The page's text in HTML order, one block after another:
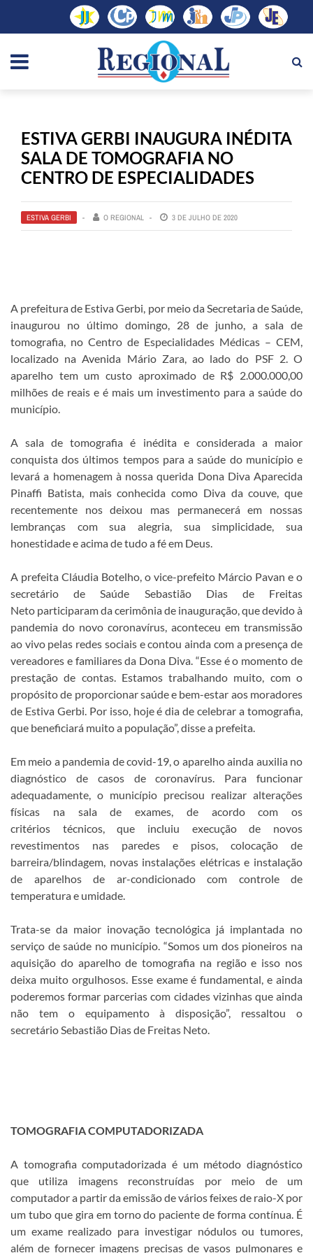
ESTIVA GERBI INAUGURA INÉDITA
SALA DE TOMOGRAFIA NO
CENTRO DE ESPECIALIDADES
ESTIVA GERBI O REGIONAL 3 DE JULHO DE 2020
A prefeitura de Estiva Gerbi, por meio da Secretaria de Saúde,
inaugurou no último domingo, 28 de junho, a sala de
tomografia, no Centro de Especialidades Médicas – CEM,
localizado na Avenida Mário Zara, ao lado do PSF 2. O
aparelho tem um custo aproximado de R$ 2.000.000,00
milhões de reais e é mais um investimento para a saúde do
município.
A sala de tomografia é inédita e considerada a maior
conquista dos últimos tempos para a saúde do município e
levará a homenagem à nossa querida Dona Diva Aparecida
Pinaffi Batista, mais conhecida como Diva da couve, que
recentemente nos deixou mas permanecerá em nossas
lembranças com sua alegria, sua simplicidade, sua
honestidade e acima de tudo a fé em Deus.
A prefeita Cláudia Botelho, o vice-prefeito Márcio Pavan e o
secretário de Saúde Sebastião Dias de Freitas
Neto participaram da cerimônia de inauguração, que devido à
pandemia do novo coronavírus, aconteceu em transmissão
ao vivo pelas redes sociais e contou ainda com a presença de
vereadores e familiares da Dona Diva. “Esse é o momento de
prestação de contas. Estamos trabalhando muito, com o
propósito de proporcionar saúde e bem-estar aos moradores
de Estiva Gerbi. Por isso, hoje é dia de celebrar a tomografia,
que beneficiará muito a população”, disse a prefeita.
Em meio a pandemia de covid-19, o aparelho ainda auxilia no
diagnóstico de casos de coronavírus. Para funcionar
adequadamente, o município precisou realizar alterações
físicas na sala de exames, de acordo com os
critérios técnicos, que incluiu execução de novos
revestimentos nas paredes e pisos, colocação de
barreira/blindagem, novas instalações elétricas e instalação
de aparelhos de ar-condicionado com controle de
temperatura e umidade.
Trata-se da maior inovação tecnológica já implantada no
serviço de saúde no município. “Somos um dos pioneiros na
aquisição do aparelho de tomografia na região e isso nos
deixa muito orgulhosos. Esse exame é fundamental, e ainda
poderemos formar parcerias com cidades vizinhas que ainda
não tem o equipamento à disposição”, ressaltou o
secretário Sebastião Dias de Freitas Neto.
TOMOGRAFIA COMPUTADORIZADA
A tomografia computadorizada é um método diagnóstico
que utiliza imagens reconstruídas por meio de um
computador a partir da emissão de vários feixes de raio-X por
um tubo que gira em torno do paciente de forma contínua. É
um exame realizado para investigar nódulos ou tumores,
além de fornecer imagens precisas de vasos pulmonares e